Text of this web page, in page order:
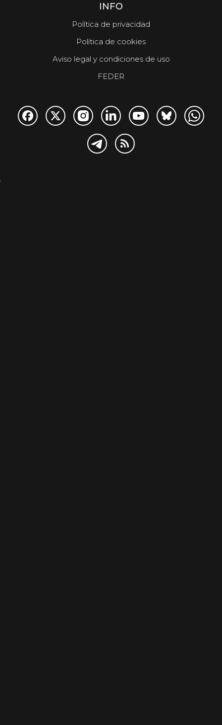
INFO
Política de privacidad
Política de cookies
Aviso legal y condiciones de uso
FEDER